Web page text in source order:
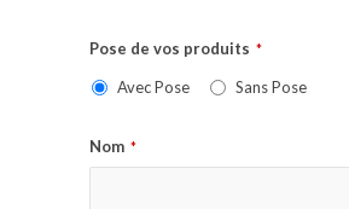
Pose de vos produits *
Avec Pose Sans Pose
Nom *